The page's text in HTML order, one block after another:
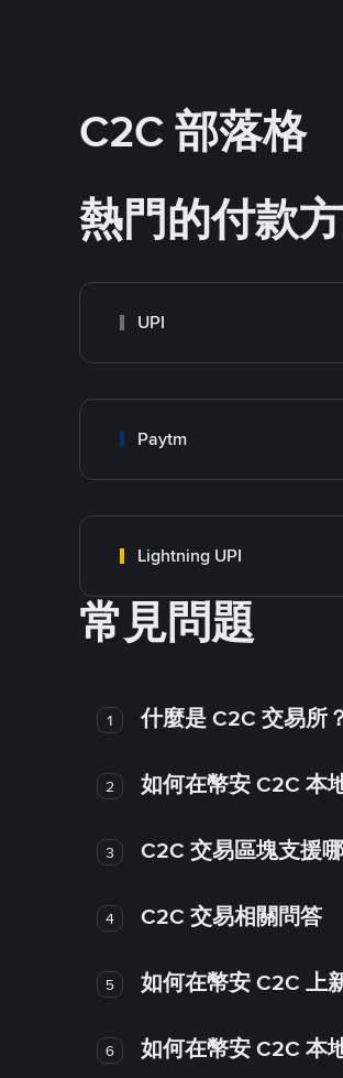
C2C 部落格
熱門的付款
UPI
Paytm
Lightning UPI
常見問題
1 什麼是 C2C 交易所
2 如何在幣安 C2C 本
3 C2C 交易區塊支援
4 C2C 交易相關問答
5 如何在幣安 C2C 上
6 如何在幣安 C2C 本